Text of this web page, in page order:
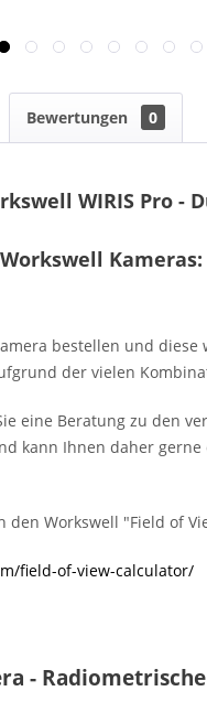
Bewertungen 0
WIRIS Pro -
Kameras:
bestellen und
der vielen
eine Beratung zu den
kann Ihnen daher
den Workswell "Field of
field-of-view-calculator/
-